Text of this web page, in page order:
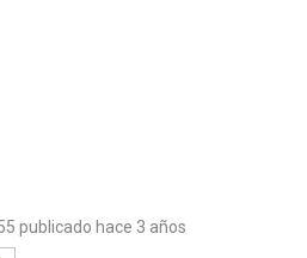
publicado hace 3 años